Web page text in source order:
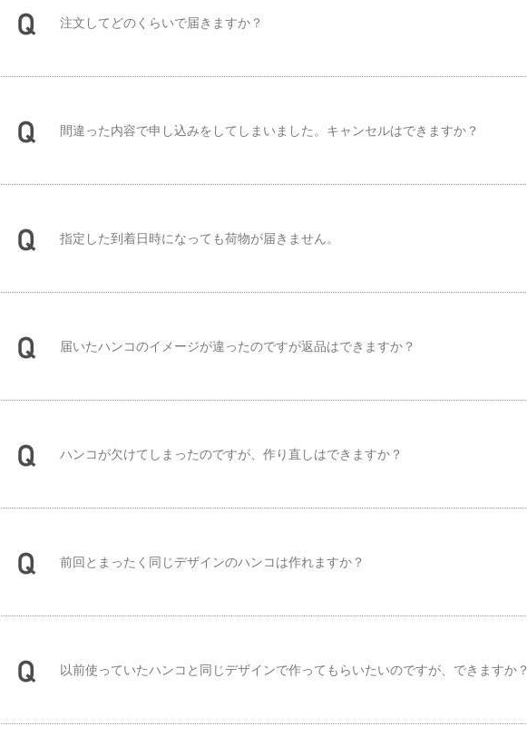
注文してどのくらいで届きますか？
間違った内容で申し込みをしてしまいました。キャンセルはできますか？
指定した到着日時になっても荷物が届きません。
届いたハンコのイメージが違ったのですが返品はできますか？
ハンコが欠けてしまったのですが、作り直しはできますか？
前回とまったく同じデザインのハンコは作れますか？
以前使っていたハンコと同じデザインで作ってもらいたいのですが、できますか？